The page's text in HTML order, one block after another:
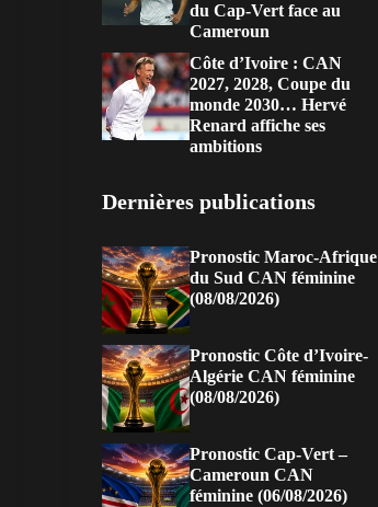
du Cap-Vert face au
Cameroun
Côte d’Ivoire : CAN
2027, 2028, Coupe du
monde 2030… Hervé
Renard affiche ses
ambitions
Dernières publications
Pronostic Maroc-Afrique
du Sud CAN féminine
(08/08/2026)
Pronostic Côte d’Ivoire-
Algérie CAN féminine
(08/08/2026)
Pronostic Cap-Vert –
Cameroun CAN
féminine (06/08/2026)